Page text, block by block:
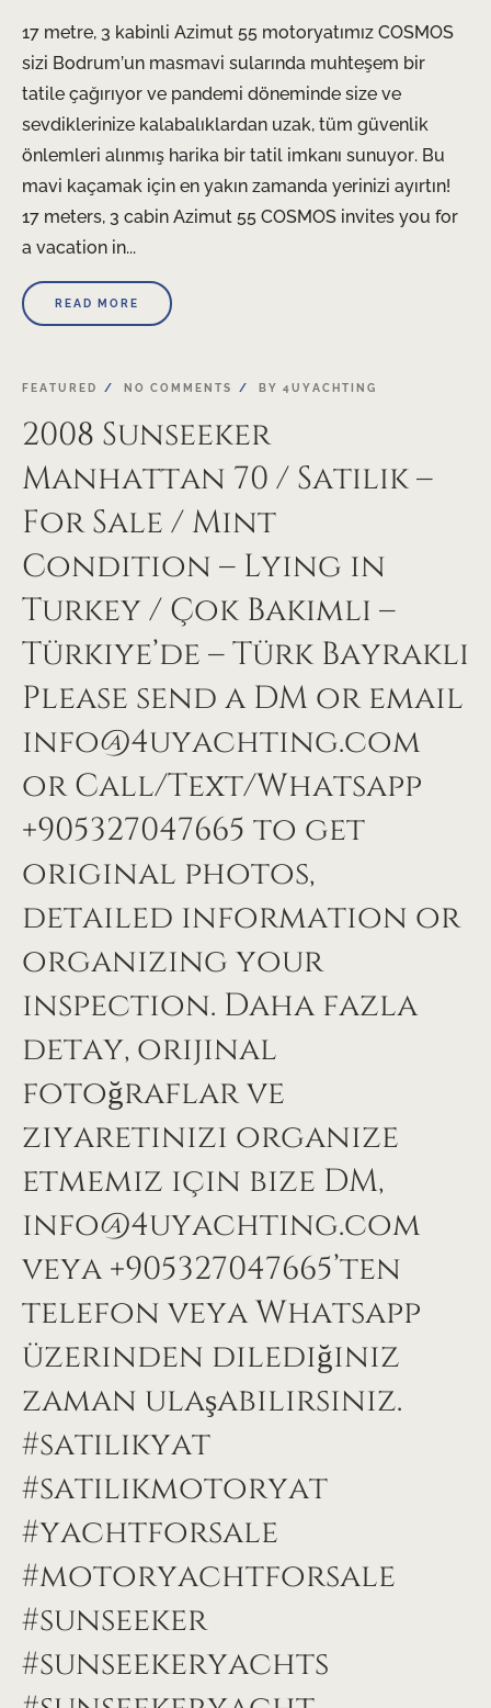
17 metre, 3 kabinli Azimut 55 motoryatımız COSMOS
sizi Bodrum’un masmavi sularında muhteşem bir
tatile çağırıyor ve pandemi döneminde size ve
sevdiklerinize kalabalıklardan uzak, tüm güvenlik
önlemleri alınmış harika bir tatil imkanı sunuyor. Bu
mavi kaçamak için en yakın zamanda yerinizi ayırtın!
17 meters, 3 cabin Azimut 55 COSMOS invites you for
a vacation in...
READ MORE
FEATURED NO COMMENTS BY 4UYACHTING
2008 Sunseeker
Manhattan 70 / Satılık –
For Sale / Mint
Condition – Lying in
Turkey / Çok Bakımlı –
Türkiye’de – Türk Bayraklı
Please send a DM or email
info@4uyachting.com
or Call/Text/Whatsapp
+905327047665 to get
original photos,
detailed information or
organizing your
inspection. Daha fazla
detay, orijinal
fotoğraflar ve
ziyaretinizi organize
etmemiz için bize DM,
info@4uyachting.com
veya +905327047665’ten
telefon veya Whatsapp
üzerinden dilediğiniz
zaman ulaşabilirsiniz.
#satılıkyat
#satılıkmotoryat
#yachtforsale
#motoryachtforsale
#sunseeker
#sunseekeryachts